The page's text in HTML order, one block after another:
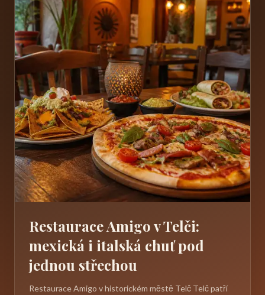
Restaurace Amigo v Telči:
mexická i italská chuť pod
jednou střechou
Restaurace Amigo v historickém městě Telč Telč patří